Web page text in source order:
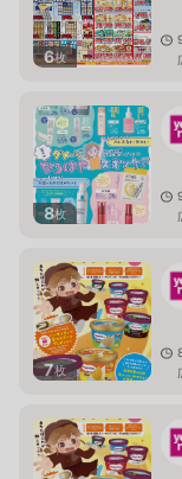
6枚
8枚
7枚